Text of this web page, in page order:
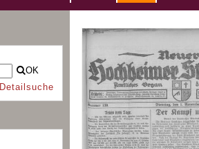
OK
Detailsuche